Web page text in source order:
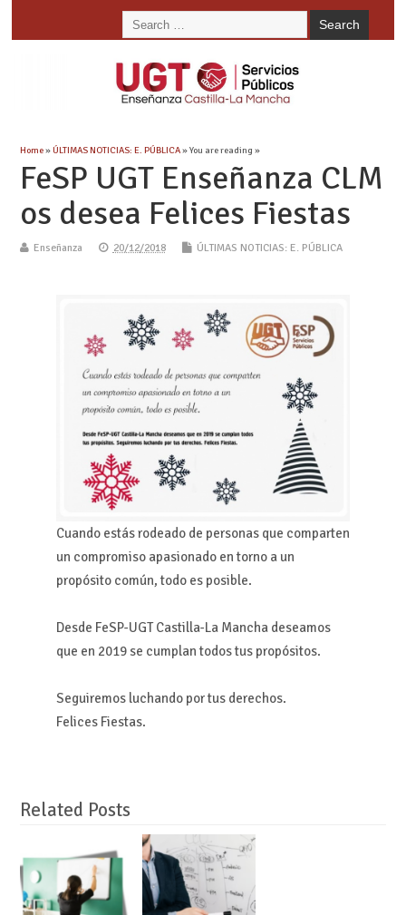
Home»ÚLTIMAS NOTICIAS: E. PÚBLICA» You are reading »
FeSP UGT Enseñanza CLM
os desea Felices Fiestas
Enseñanza 20/12/2018 ÚLTIMAS NOTICIAS: E. PÚBLICA
Cuando estás rodeado de personas que comparten
un compromiso apasionado en torno a un
propósito común, todo es posible.
Desde FeSP-UGT Castilla-La Mancha deseamos
que en 2019 se cumplan todos tus propósitos.
Seguiremos luchando por tus derechos.
Felices Fiestas.
Related Posts